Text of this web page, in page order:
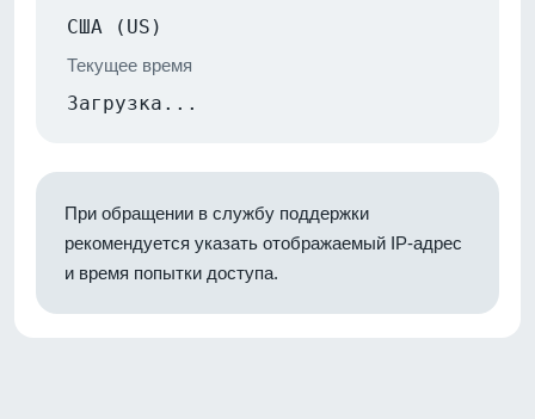
США (US)
Текущее время
Загрузка...
При обращении в службу поддержки
рекомендуется указать отображаемый IP-адрес
и время попытки доступа.